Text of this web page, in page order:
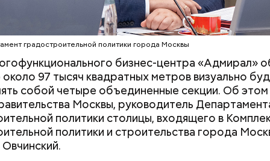
градостроительной политики города Москвы
бизнес-центра «Адмирал»
97 тысяч квадратных метров визуально
собой четыре объединенные секции. Об этом
Москвы, руководитель
политики столицы, входящего в
политики и строительства города